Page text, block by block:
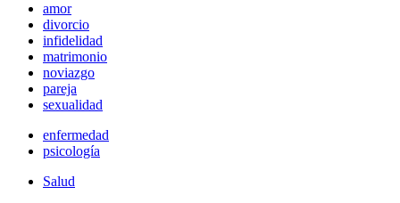
amor
divorcio
infidelidad
matrimonio
noviazgo
pareja
sexualidad
enfermedad
psicología
Salud